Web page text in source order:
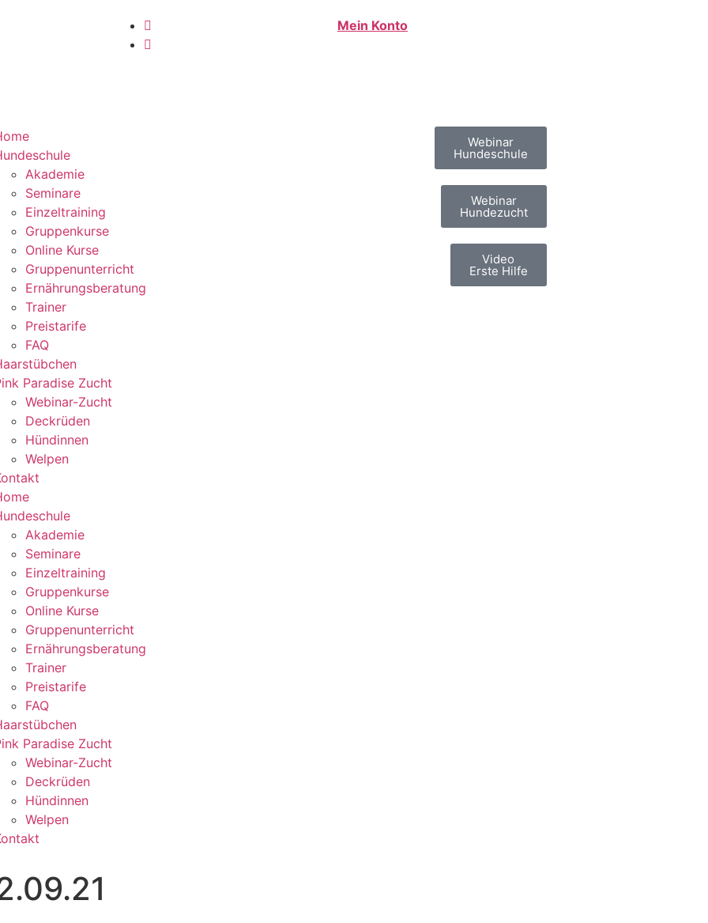
Mein Konto
Akademie
Seminare
Einzeltraining
Gruppenkurse
Online Kurse
Gruppenunterricht
Ernährungsberatung
Trainer
Preistarife
FAQ
Paradise Zucht
Webinar-Zucht
Deckrüden
Hündinnen
Welpen
Akademie
Seminare
Einzeltraining
Gruppenkurse
Online Kurse
Gruppenunterricht
Ernährungsberatung
Trainer
Preistarife
FAQ
Paradise Zucht
Webinar-Zucht
Deckrüden
Hündinnen
Welpen
Webinar
Hundeschule
Webinar
Hundezucht
Video
Erste Hilfe